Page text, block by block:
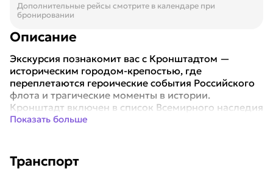
Дополнительные рейсы смотрите в календаре при
бронировании
Описание
Экскурсия познакомит вас с Кронштадтом —
историческим городом-крепостью, где
переплетаются героические события Российского
флота и трагические моменты в истории.
Кронштадт включен в список Всемирного наследия
ЮНЕСКО и им...
Показать больше
Транспорт